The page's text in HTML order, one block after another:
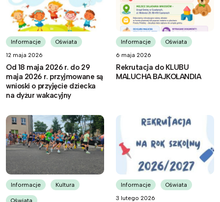
Informacje
Oświata
12 maja 2026
Od 18 maja 2026 r. do 29
maja 2026 r. przyjmowane są
wnioski o przyjęcie dziecka
na dyżur wakacyjny
Informacje
Oświata
6 maja 2026
Rekrutacja do KLUBU
MALUCHA BAJKOLANDIA
Informacje Kultura
Oświata
Informacje
Oświata
3 lutego 2026